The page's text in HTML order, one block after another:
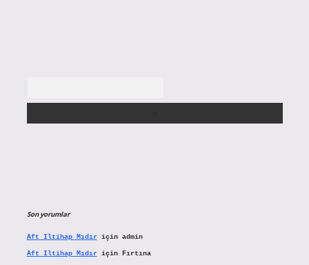
Son yorumlar
Aft Iltihap Mıdıriçin admin
Aft Iltihap Mıdıriçin Fırtına